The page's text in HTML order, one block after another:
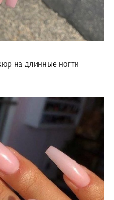
на длинные ногти